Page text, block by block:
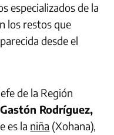
especializados de la
los restos que
desde el
de la Región
Rodríguez,
es la niña (Xohana),